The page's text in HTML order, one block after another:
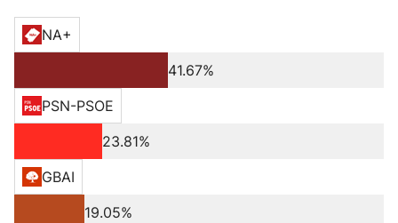
NA+
41.67%
PSN-PSOE
23.81%
GBAI
19.05%